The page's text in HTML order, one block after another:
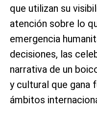
que utilizan su
atención sobre lo
emergencia
decisiones, las
narrativa de un
y cultural que gana
ámbitos